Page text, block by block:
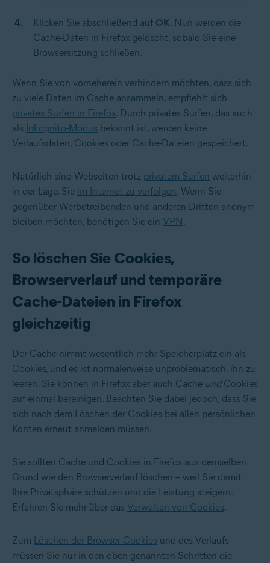
Klicken Sie abschließend auf OK. Nun werden die
Cache-Daten in Firefox gelöscht, sobald Sie eine
Browsersitzung schließen.
Wenn Sie von vorneherein verhindern möchten, dass sich
zu viele Daten im Cache ansammeln, empfiehlt sich
privates Surfen in Firefox. Durch privates Surfen, das auch
als Inkognito-Modus bekannt ist, werden keine
Verlaufsdaten, Cookies oder Cache-Dateien gespeichert.
Natürlich sind Webseiten trotz privatem Surfen weiterhin
in der Lage, Sie im Internet zu verfolgen. Wenn Sie
gegenüber Werbetreibenden und anderen Dritten anonym
bleiben möchten, benötigen Sie ein VPN.
So löschen Sie Cookies,
Browserverlauf und temporäre
Cache-Dateien in Firefox
gleichzeitig
Der Cache nimmt wesentlich mehr Speicherplatz ein als
Cookies, und es ist normalerweise unproblematisch, ihn zu
leeren. Sie können in Firefox aber auch Cache undCookies
auf einmal bereinigen. Beachten Sie dabei jedoch, dass Sie
sich nach dem Löschen der Cookies bei allen persönlichen
Konten erneut anmelden müssen.
Sie sollten Cache und Cookies in Firefox aus demselben
Grund wie den Browserverlauf löschen – weil Sie damit
Ihre Privatsphäre schützen und die Leistung steigern.
Erfahren Sie mehr über das Verwalten von Cookies.
Zum Löschen der Browser-Cookies und des Verlaufs
müssen Sie nur in den oben genannten Schritten die